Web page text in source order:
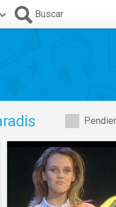
Buscar